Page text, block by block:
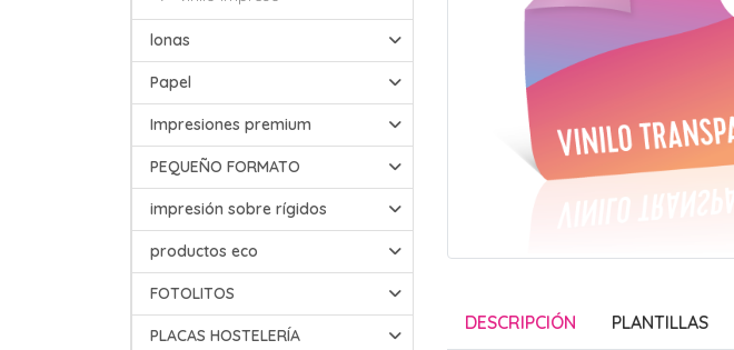
lonas
Papel
Impresiones premium
PEQUEÑO FORMATO
impresión sobre rígidos
productos eco
FOTOLITOS
PLACAS HOSTELERÍA
DESCRIPCIÓN PLANTILLAS